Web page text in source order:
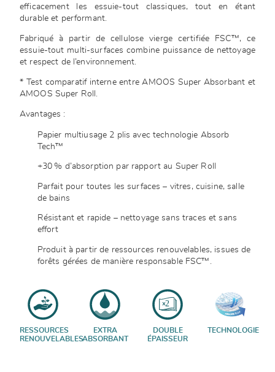
efficacement les essuie-tout classiques, tout en étant
durable et performant.
Fabriqué à partir de cellulose vierge certifiée FSC™, ce
essuie-tout multi-surfaces combine puissance de nettoyage
et respect de l’environnement.
* Test comparatif interne entre AMOOS Super Absorbant et
AMOOS Super Roll.
Avantages :
Papier multiusage 2 plis avec technologie Absorb
Tech™
+30 % d’absorption par rapport au Super Roll
Parfait pour toutes les surfaces – vitres, cuisine, salle
de bains
Résistant et rapide – nettoyage sans traces et sans
effort
Produit à partir de ressources renouvelables, issues de
forêts gérées de manière responsable FSC™.
RESSOURCES
RENOUVELABLES
EXTRA
ABSORBANT
DOUBLE
ÉPAISSEUR
TECHNOLOGIE